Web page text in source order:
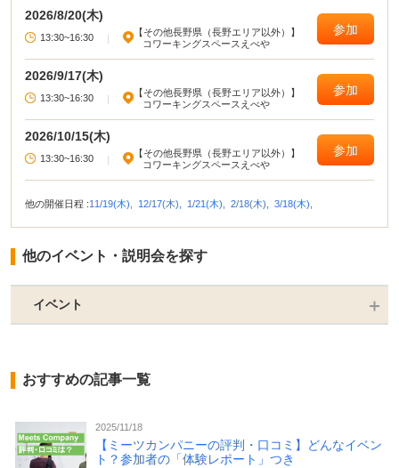
削や面接指導なども行います。
2026/8/20(木)
13:30~16:30 |
【その他長野県（長野エリア以外）】
コワーキングスペースえべや
参加
2026/9/17(木)
13:30~16:30 |
【その他長野県（長野エリア以外）】
コワーキングスペースえべや
参加
2026/10/15(木)
13:30~16:30 |
【その他長野県（長野エリア以外）】
コワーキングスペースえべや
参加
他の開催日程 :11/19(木), 12/17(木), 1/21(木), 2/18(木), 3/18(木),
他のイベント・説明会を探す
イベント
おすすめの記事一覧
2025/11/18
【ミーツカンパニーの評判・口コミ】どんなイベン
ト？参加者の「体験レポート」つき